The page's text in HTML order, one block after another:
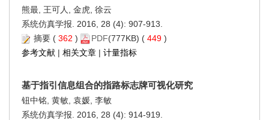
熊最, 王可人, 金虎, 徐云
系统仿真学报. 2016, 28 (4): 907-913.
摘要 ( 362 ) PDF(777KB) ( 449 )
参考文献 | 相关文章 | 计量指标
基于指引信息组合的指路标志牌可视化研究
钮中铭, 黄敏, 袁媛, 李敏
系统仿真学报. 2016, 28 (4): 914-919.